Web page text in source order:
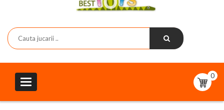
Toggle
navigation
0